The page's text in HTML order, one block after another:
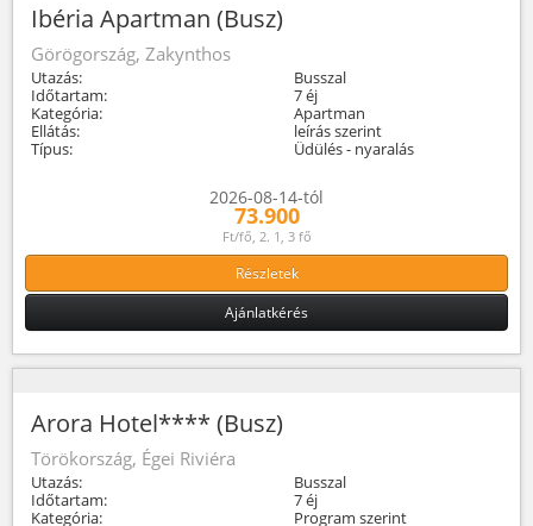
Ibéria Apartman (Busz)
Görögország, Zakynthos
Utazás:
Busszal
Időtartam:
7 éj
Kategória:
Apartman
Ellátás:
leírás szerint
Típus:
Üdülés - nyaralás
2026-08-14-tól
73.900
Ft/fő, 2. 1, 3 fő
Részletek
Ajánlatkérés
Arora Hotel**** (Busz)
Törökország, Égei Riviéra
Utazás:
Busszal
Időtartam:
7 éj
Kategória:
Program szerint